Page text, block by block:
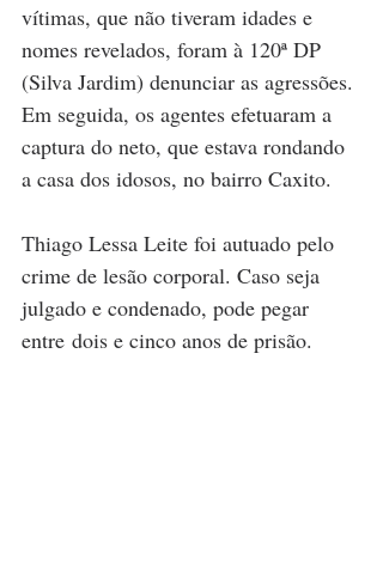
vítimas, que não tiveram idades e
nomes revelados, foram à 120ª DP
(Silva Jardim) denunciar as agressões.
Em seguida, os agentes efetuaram a
captura do neto, que estava rondando
a casa dos idosos, no bairro Caxito.
Thiago Lessa Leite foi autuado pelo
crime de lesão corporal. Caso seja
julgado e condenado, pode pegar
entre dois e cinco anos de prisão.